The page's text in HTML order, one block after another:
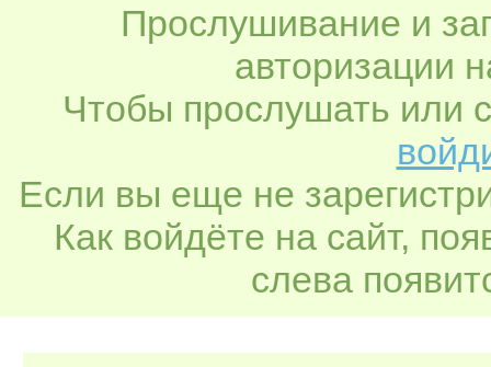
Прослушивание и
авторизации
Чтобы прослушать или
Если вы еще не
Как войдёте на сайт,
слева